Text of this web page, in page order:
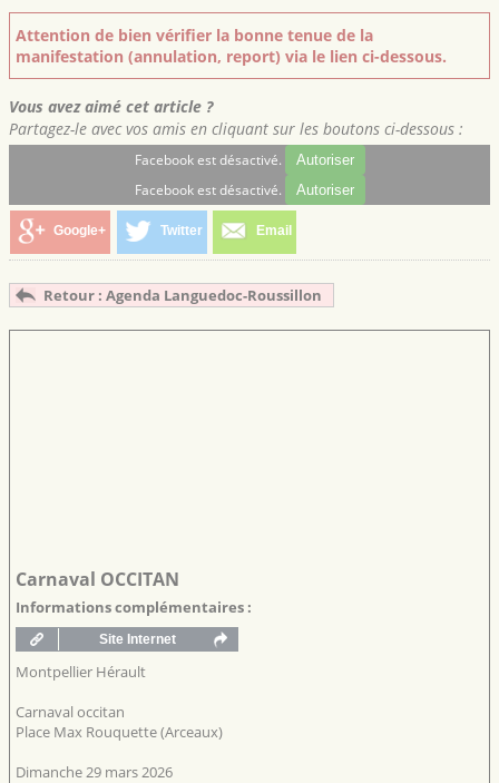
Attention de bien vérifier la bonne tenue de la
manifestation (annulation, report) via le lien ci-dessous.
Vous avez aimé cet article ?
Partagez-le avec vos amis en cliquant sur les boutons ci-dessous :
Facebook est désactivé. Autoriser
Facebook est désactivé. Autoriser
Google+ Twitter Email
Retour : Agenda Languedoc-Roussillon
Carnaval OCCITAN
Informations complémentaires :
Montpellier Hérault
Carnaval occitan
Place Max Rouquette (Arceaux)
Dimanche 29 mars 2026